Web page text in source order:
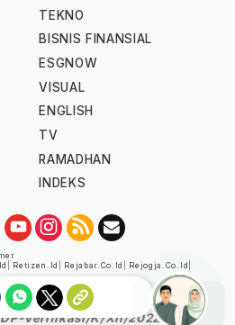
TEKNO
BISNIS FINANSIAL
ESGNOW
VISUAL
ENGLISH
TV
RAMADHAN
INDEKS
Retizen.id Rejabar.co.id Rejogja.co.id
oleh Dewan Pers
Verifikasi/K/XII/2022